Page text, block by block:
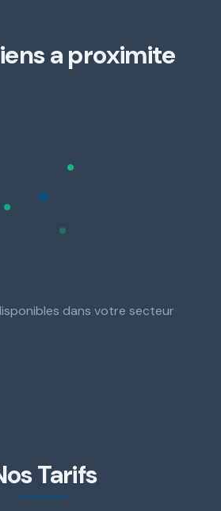
a proximite
dans votre secteur
Tarifs